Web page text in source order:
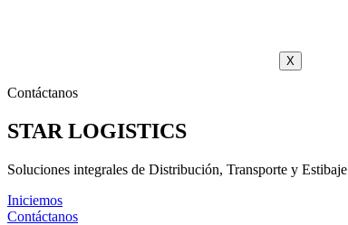
X
Contáctanos
STAR LOGISTICS
Soluciones integrales de Distribución, Transporte y Estibaje
Iniciemos
Contáctanos